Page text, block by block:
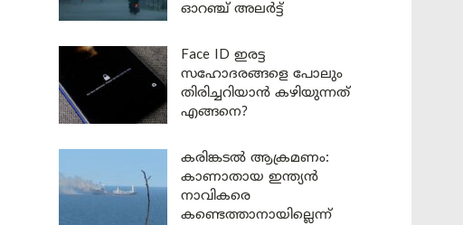
ഓറഞ്ച് അലർട്ട്
Face ID ഇരട്ട
സഹോദരങ്ങളെ പോലും
തിരിച്ചറിയാൻ കഴിയുന്നത്
എങ്ങനെ?
കരിങ്കടൽ ആക്രമണം:
കാണാതായ ഇന്ത്യൻ
നാവികരെ
കണ്ടെത്താനായില്ലെന്ന്